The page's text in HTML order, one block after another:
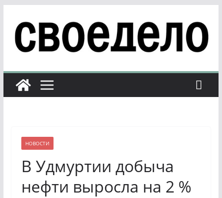
содержимому
НОВОСТИ
В Удмуртии добыча
нефти выросла на 2 %